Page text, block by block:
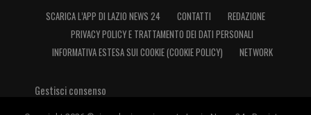
SCARICA L’APP DI LAZIO NEWS 24 CONTATTI
REDAZIONE
PRIVACY POLICY E TRATTAMENTO DEI DATI PERSONALI
INFORMATIVA ESTESA SUI COOKIE (COOKIE POLICY)
NETWORK
Gestisci consenso